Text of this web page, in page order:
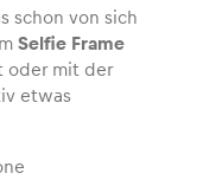
Alle anzeigen
schon von sich
Selfie Frame
oder mit der
etwas